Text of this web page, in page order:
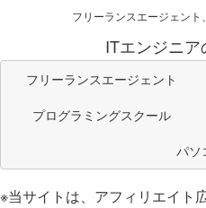
フリーランスエージェン
ITエンジニ
フリーランスエージェント
プログラミングスクール
パソ
※当サイトは、アフィリエイト